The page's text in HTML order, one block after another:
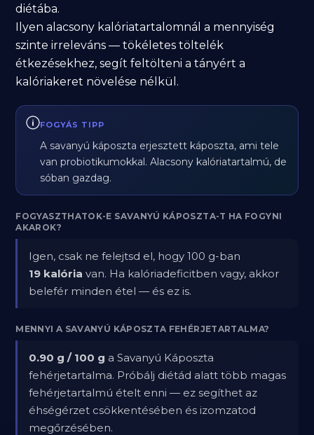
diétába.
Ilyen alacsony kalóriatartalomnál a mennyiség
szinte irreleváns — tökéletes töltelék
étkezésekhez, segít feltölteni a tányért a
kalóriakeret növelése nélkül.
FOGYÁS TIPP
A savanyú káposzta erjesztett káposzta, ami tele
van probiotikumokkal. Alacsony kalóriatartalmú, de
sóban gazdag.
FOGYASZTHATOK-E SAVANYÚ KÁPOSZTA-T HA FOGYNI
AKAROK?
Igen, csak ne felejtsd el, hogy 100 g-ban
19 kalória van. Ha kalóriadeficitben vagy, akkor
belefér minden étel — és ez is.
MENNYI A SAVANYÚ KÁPOSZTA FEHÉRJETARTALMA?
0.90 g / 100 g a Savanyú Káposzta
fehérjetartalma. Próbálj diétád alatt több magas
fehérjetartalmú ételt enni — ez segíthet az
éhségérzet csökkentésében és izomzatod
megőrzésében.